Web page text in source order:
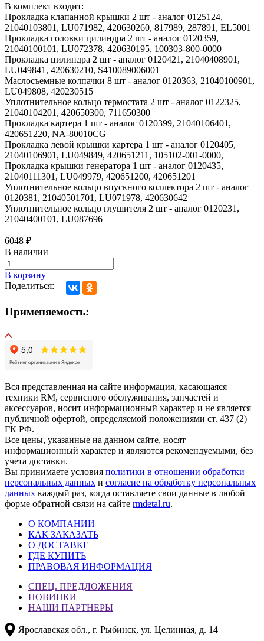
В комплект входит:
Прокладка клапанной крышки 2 шт - аналог 0125124,
21040103801, LU071982, 420630260, 817989, 287891, EL5001
Прокладка головки цилиндра 2 шт - аналог 0120359,
21040100101, LU072378, 420630195, 100303-800-0000
Прокладка цилиндра 2 шт - аналог 0120421, 21040408901,
LU049841, 420630210, S410089006001
Маслосъемные колпачки 8 шт - аналог 0120363, 21040100901,
LU049808, 420230515
Уплотнительное кольцо термостата 2 шт - аналог 0122325,
21040104201, 420650300, 711650300
Прокладка картера 1 шт - аналог 0120399, 21040106401,
420651220, NA-80010CG
Прокладка левой крышки картера 1 шт - аналог 0120405,
21040106901, LU049849, 420651211, 105102-001-0000,
Прокладка крышки генератора 1 шт - аналог 0120435,
21040111301, LU049979, 420651200, 420651201
Уплотнительное кольцо впускного коллектора 2 шт - аналог
0120381, 21040501701, LU071978, 420630642
Уплотнительное кольцо глушителя 2 шт - аналог 0120231,
21040400101, LU087696
6048 ₽
В наличии
В корзину
Поделиться:
Применяемость:
Вся представленная на сайте информация, касающаяся
техники RM, сервисного обслуживания, запчастей и
аксессуаров, носит информационный характер и не является
публичной офертой, определяемой положениями ст. 437 (2)
ГК РФ.
Все цены, указанные на данном сайте, носят
информационный характер и являются рекомендуемыми, без
учета доставки.
Вы принимаете условия политики в отношении обработки
персональных данных и согласие на обработку персональных
данных каждый раз, когда оставляете свои данные в любой
форме обратной связи на сайте rmdetal.ru.
О КОМПАНИИ
КАК ЗАКАЗАТЬ
О ДОСТАВКЕ
ГДЕ КУПИТЬ
ПРАВОВАЯ ИНФОРМАЦИЯ
СПЕЦ. ПРЕДЛОЖЕНИЯ
НОВИНКИ
НАШИ ПАРТНЕРЫ
Ярославская обл., г. Рыбинск, ул. Целинная, д. 14